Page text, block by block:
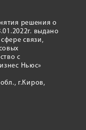
решения о
выдано
связи,
с
Ньюс»
г.Киров,